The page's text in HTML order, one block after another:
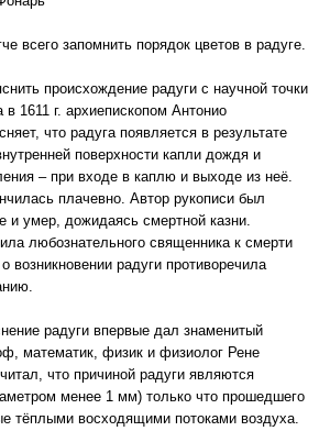
всего запомнить порядок цветов в радуге.
происхождение радуги с научной точки
1611 г. архиепископом Антонио
что радуга появляется в результате
поверхности капли дождя и
– при входе в каплю и выходе из неё.
плачевно. Автор рукописи был
и умер, дожидаясь смертной казни.
любознательного священника к смерти
возникновении радуги противоречила
радуги впервые дал знаменитый
математик, физик и физиолог Рене
что причиной радуги являются
менее 1 мм) только что прошедшего
тёплыми восходящими потоками воздуха.